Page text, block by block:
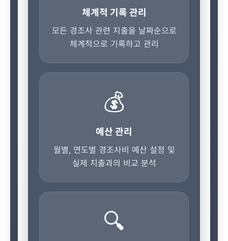
체계적 기록 관리
모든 경조사 관련 지출을 날짜순으로
체계적으로 기록하고 관리
💰
예산 관리
월별, 연도별 경조사비 예산 설정 및
실제 지출과의 비교 분석
🔍